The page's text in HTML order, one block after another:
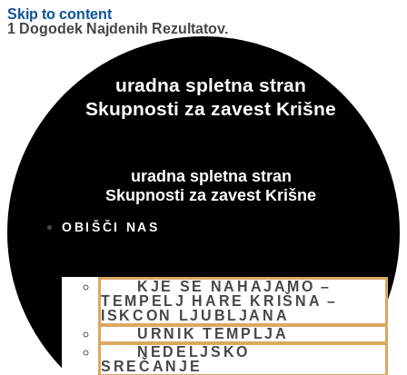
Skip to content
uradna spletna stran
Skupnosti za zavest Krišne
uradna spletna stran
Skupnosti za zavest Krišne
OBIŠČI NAS
KJE SE NAHAJAMO –
TEMPELJ HARE KRIŠNA –
ISKCON LJUBLJANA
URNIK TEMPLJA
NEDELJSKO
SREČANJE
1 Dogodek Najdenih Rezultatov.